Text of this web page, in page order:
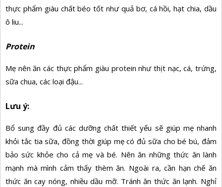
thực phẩm giàu chất béo tốt như quả bơ, cá hồi, hạt chia, dầu
ô liu...
Protein
Mẹ nên ăn các thực phẩm giàu protein như thịt nạc, cá, trứng,
sữa chua, các loại đậu...
Lưu ý:
Bổ sung đầy đủ các dưỡng chất thiết yếu sẽ giúp mẹ nhanh
khỏi tắc tia sữa, đồng thời giúp mẹ có đủ sữa cho bé bú, đảm
bảo sức khỏe cho cả mẹ và bé. Nên ăn những thức ăn lành
mạnh mà mình cảm thấy thèm ăn. Ngoài ra, cần hạn chế ăn
thức ăn cay nóng, nhiều dầu mỡ. Tránh ăn thức ăn lạnh. Nghỉ